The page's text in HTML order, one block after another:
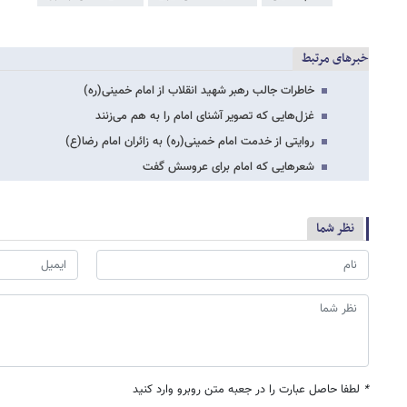
خبرهای مرتبط
خاطرات جالب رهبر شهید انقلاب از امام خمینی(ره)
غزل‌هایی که تصویر آشنای امام را به هم می‌زنند
روایتی از خدمت امام خمینی(ره) به زائران امام رضا(ع)
شعرهایی که امام برای عروسش گفت
نظر شما
* لطفا حاصل عبارت را در جعبه متن روبرو وارد کنید